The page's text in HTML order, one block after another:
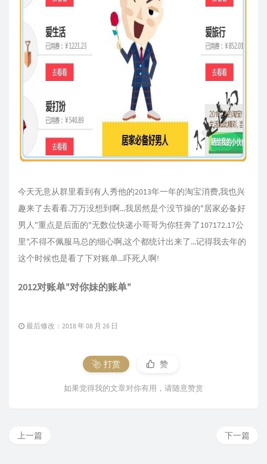
今天无意从群里看到有人秀他的2013年一年的淘宝消费,我也兴
趣来了去看看.万万没想到啊...我居然是个没节操的"居家必备好
男人"重点是后面的"无数位快递小哥哥为你狂奔了107172.17公
里",不得不佩服马总的细心啊,这个都统计出来了...记得我去年的
这个时候也是看了下对账单...吓死人啊!
2012对账单"对你妹的账单"
最后修改：2018 年 08 月 26 日
打赏 赞
如果觉得我的文章对你有用，请随意赞赏
下一篇
上一篇